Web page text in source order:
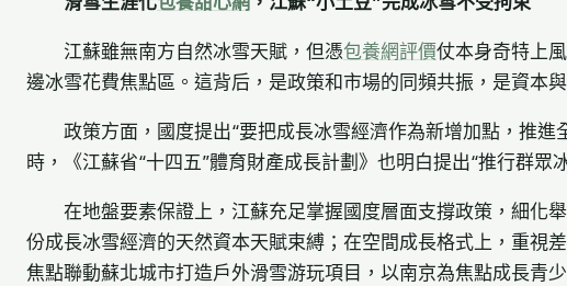
江蘇雖無南方自然冰雪天賦，但憑包養網評價仗本身奇特上
邊冰雪花費焦點區。這背后，是政策和市場的同頻共振，是資
政策方面，國度提出“要把成長冰雪經濟作為新增加點，推進
時，《江蘇省“十四五”體育財產成長計劃》也明白提出“推行群眾
在地盤要素保證上，江蘇充足掌握國度層面支撐政策，細化
份成長冰雪經濟的天然資本天賦束縛；在空間成長格式上，重視
焦點聯動蘇北城市打造戶外滑雪游玩項目，以南京為焦點成長青